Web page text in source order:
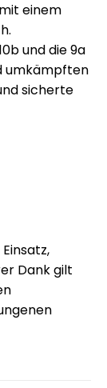
einem
und die 9a
umkämpften
sicherte
Dank gilt